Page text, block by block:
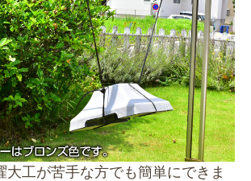
大工が苦手な方でも簡単にできま